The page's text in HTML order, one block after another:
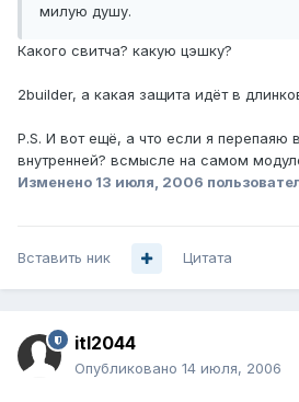
милую душу.
Какого свитча? какую цэшку?
2builder, а какая защита идёт в
P.S. И вот ещё, а что если я перепаяю
внутренней? всмысле на самом
Изменено 13 июля, 2006
Вставить ник Цитата
itl2044
Опубликовано 14 июля, 2006